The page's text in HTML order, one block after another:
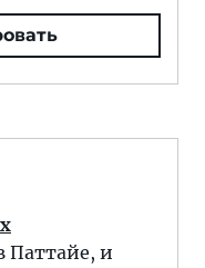
Паттайе, и